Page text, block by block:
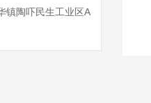
镇陶吓民生工业区A